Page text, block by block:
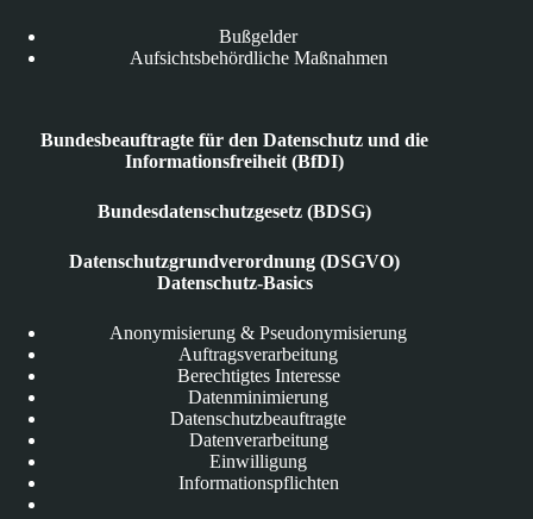
Bußgelder
Aufsichtsbehördliche Maßnahmen
Bundesbeauftragte für den Datenschutz und die
Informationsfreiheit (BfDI)
Bundesdatenschutzgesetz (BDSG)
Datenschutzgrundverordnung (DSGVO)
Datenschutz-Basics
Anonymisierung & Pseudonymisierung
Auftragsverarbeitung
Berechtigtes Interesse
Datenminimierung
Datenschutzbeauftragte
Datenverarbeitung
Einwilligung
Informationspflichten